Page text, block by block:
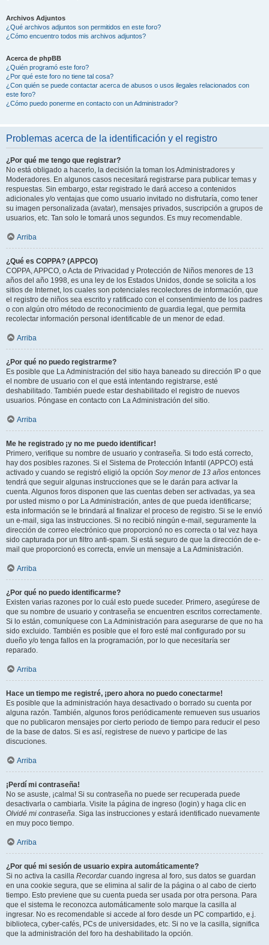
Archivos Adjuntos
¿Qué archivos adjuntos son permitidos en este foro?
¿Cómo encuentro todos mis archivos adjuntos?
Acerca de phpBB
¿Quién programó este foro?
¿Por qué este foro no tiene tal cosa?
¿Con quién se puede contactar acerca de abusos o usos ilegales relacionados con
este foro?
¿Cómo puedo ponerme en contacto con un Administrador?
Problemas acerca de la identificación y el registro
¿Por qué me tengo que registrar?
No está obligado a hacerlo, la decisión la toman los Administradores y
Moderadores. En algunos casos necesitará registrarse para publicar temas y
respuestas. Sin embargo, estar registrado le dará acceso a contenidos
adicionales y/o ventajas que como usuario invitado no disfrutaría, como tener
su imagen personalizada (avatar), mensajes privados, suscripción a grupos de
usuarios, etc. Tan solo le tomará unos segundos. Es muy recomendable.
Arriba
¿Qué es COPPA? (APPCO)
COPPA, APPCO, o Acta de Privacidad y Protección de Niños menores de 13
años del año 1998, es una ley de los Estados Unidos, donde se solicita a los
sitios de Internet, los cuales son potenciales recolectores de información, que
el registro de niños sea escrito y ratificado con el consentimiento de los padres
o con algún otro método de reconocimiento de guardia legal, que permita
recolectar información personal identificable de un menor de edad.
Arriba
¿Por qué no puedo registrarme?
Es posible que La Administración del sitio haya baneado su dirección IP o que
el nombre de usuario con el que está intentando registrarse, esté
deshabilitado. También puede estar deshabilitado el registro de nuevos
usuarios. Póngase en contacto con La Administración del sitio.
Arriba
Me he registrado ¡y no me puedo identificar!
Primero, verifique su nombre de usuario y contraseña. Si todo está correcto,
hay dos posibles razones. Si el Sistema de Protección Infantil (APPCO) está
activado y cuando se registró eligió la opción Soy menor de 13 años entonces
tendrá que seguir algunas instrucciones que se le darán para activar la
cuenta. Algunos foros disponen que las cuentas deben ser activadas, ya sea
por usted mismo o por La Administración, antes de que pueda identificarse;
esta información se le brindará al finalizar el proceso de registro. Si se le envió
un e-mail, siga las instrucciones. Si no recibió ningún e-mail, seguramente la
dirección de correo electrónico que proporcionó no es correcta o tal vez haya
sido capturada por un filtro anti-spam. Si está seguro de que la dirección de e-
mail que proporcionó es correcta, envíe un mensaje a La Administración.
Arriba
¿Por qué no puedo identificarme?
Existen varias razones por lo cuál esto puede suceder. Primero, asegúrese de
que su nombre de usuario y contraseña se encuentren escritos correctamente.
Si lo están, comuníquese con La Administración para asegurarse de que no ha
sido excluido. También es posible que el foro esté mal configurado por su
dueño y/o tenga fallos en la programación, por lo que necesitaría ser
reparado.
Arriba
Hace un tiempo me registré, ¡pero ahora no puedo conectarme!
Es posible que la administración haya desactivado o borrado su cuenta por
alguna razón. También, algunos foros periódicamente remueven sus usuarios
que no publicaron mensajes por cierto periodo de tiempo para reducir el peso
de la base de datos. Si es así, registrese de nuevo y participe de las
discuciones.
Arriba
¡Perdí mi contraseña!
No se asuste, ¡calma! Si su contraseña no puede ser recuperada puede
desactivarla o cambiarla. Visite la página de ingreso (login) y haga clic en
Olvidé mi contraseña. Siga las instrucciones y estará identificado nuevamente
en muy poco tiempo.
Arriba
¿Por qué mi sesión de usuario expira automáticamente?
Si no activa la casilla Recordarcuando ingresa al foro, sus datos se guardan
en una cookie segura, que se elimina al salir de la página o al cabo de cierto
tiempo. Esto previene que su cuenta pueda ser usada por otra persona. Para
que el sistema le reconozca automáticamente solo marque la casilla al
ingresar. No es recomendable si accede al foro desde un PC compartido, e.j.
biblioteca, cyber-cafés, PCs de universidades, etc. Si no ve la casilla, significa
que la administración del foro ha deshabilitado la opción.